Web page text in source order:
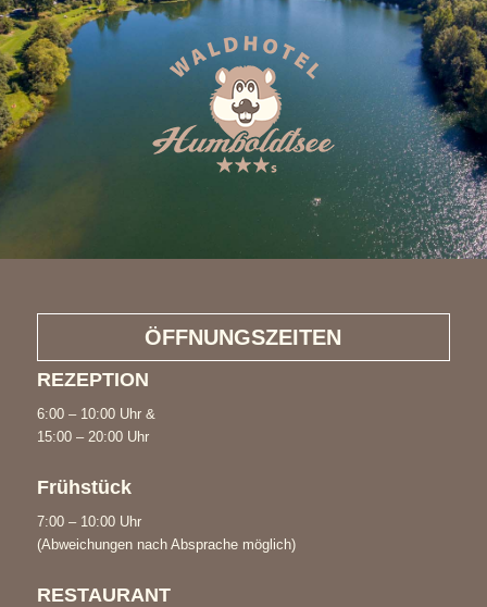
ÖFFNUNGSZEITEN
REZEPTION
6:00 – 10:00 Uhr &
15:00 – 20:00 Uhr
Frühstück
7:00 – 10:00 Uhr
(Abweichungen nach Absprache möglich)
RESTAURANT